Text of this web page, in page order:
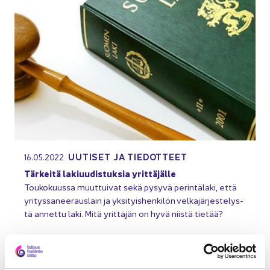
16.05.2022 UU­TI­SET JA TIE­DOT­TEET
Tär­kei­tä la­ki­uu­dis­tuk­sia yrit­tä­jäl­le
Tou­ko­kuus­sa muut­tui­vat sekä py­sy­vä pe­rin­tä­la­ki, että
yri­tys­sa­nee­raus­lain ja yk­si­tyis­hen­ki­lön vel­ka­jär­jes­te­lys­
tä an­net­tu laki. Mitä yrit­tä­jän on hyvä niis­tä tie­tää?